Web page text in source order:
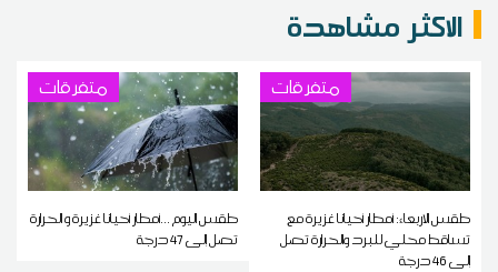
الاكثر مشاهدة
متفرقات
طقس الاربعاء: أمطار أحيانا غزيرة مع
تساقط محلي للبرد والحرارة تصل
إلى 46 درجة
متفرقات
طقس اليوم ...أمطار أحيانا غزيرة و الحرارة
تصل إلى 47 درجة